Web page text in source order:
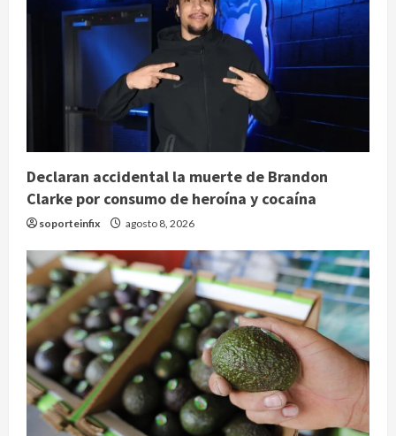
Declaran accidental la muerte de Brandon
Clarke por consumo de heroína y cocaína
soporteinfix agosto 8, 2026